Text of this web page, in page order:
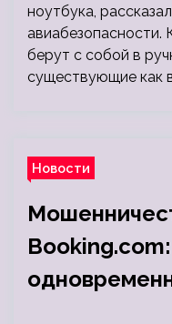
ноутбука,
авиабезопасности.
берут с собой в
существующие как
Новости